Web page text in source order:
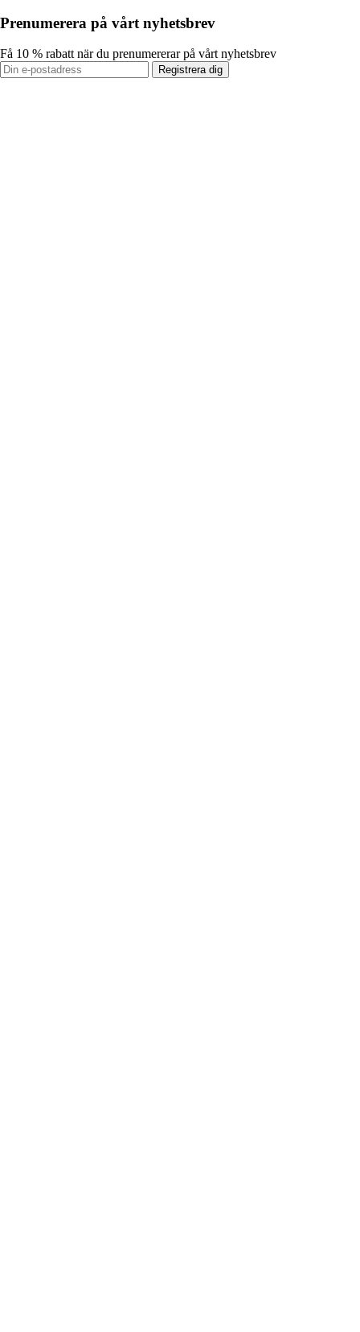
Prenumerera på vårt nyhetsbrev
Få 10 % rabatt när du prenumererar på vårt nyhetsbrev
Registrera dig